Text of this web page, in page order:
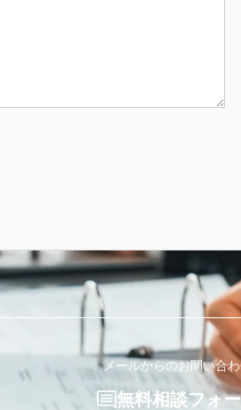
メールからのお問い合
無料相談フォ